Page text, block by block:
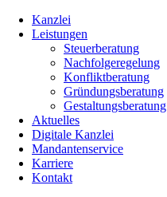
Kanzlei
Leistungen
Steuerberatung
Nachfolgeregelung
Konfliktberatung
Gründungsberatung
Gestaltungsberatung
Aktuelles
Digitale Kanzlei
Mandantenservice
Karriere
Kontakt